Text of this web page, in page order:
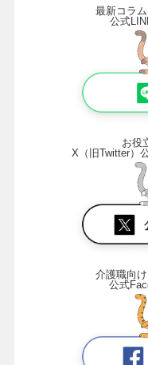
最新コラ
公式
お役
X（旧Twitter）
介護職向
公式